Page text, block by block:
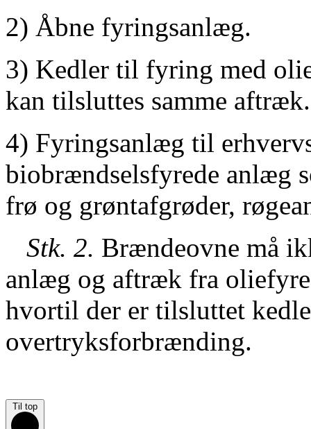
2) Åbne fyringsanlæg.
3) Kedler til fyring med
kan tilsluttes samme aftræk.
4) Fyringsanlæg til
biobrændselsfyrede anlæg
frø og grøntafgrøder,
Stk. 2. Brændeovne må
anlæg og aftræk fra
hvortil der er tilsluttet
overtryksforbrænding.
Til top